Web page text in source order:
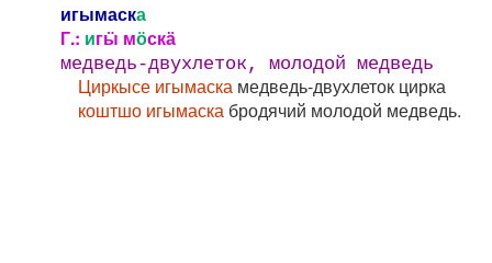
игымаска
Г.: игӹ мӧскӓ
медведь-двухлеток, молодой медведь
Циркысе игымаска медведь-двухлеток цирка
коштшо игымаска бродячий молодой медведь.